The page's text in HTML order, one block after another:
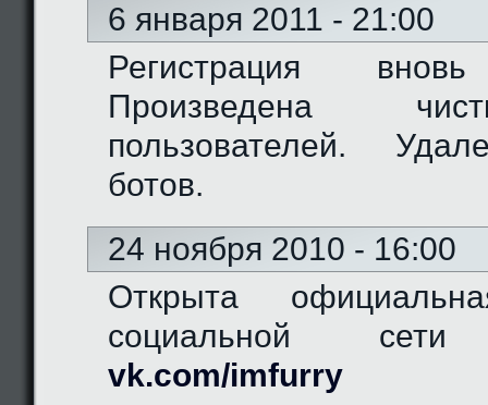
6 января 2011 - 21:00
Регистрация
Произведена
пользователей.
ботов.
24 ноября 2010 - 16:00
Открыта
социальной сети
vk.com/imfurry